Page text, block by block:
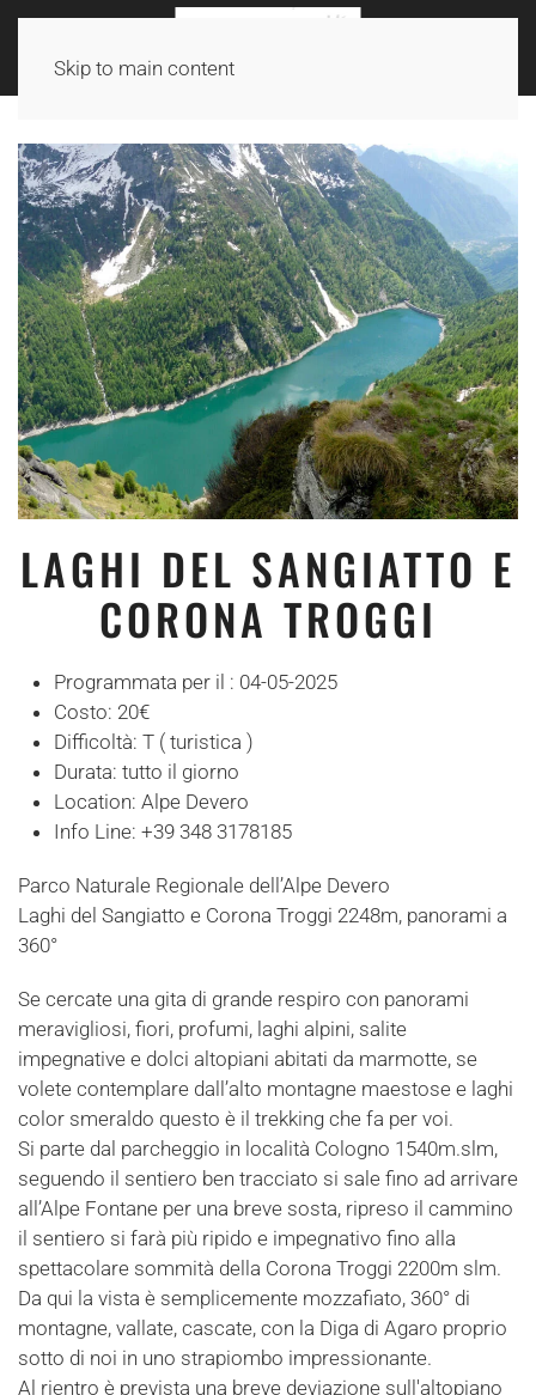
Skip to main content
LAGHI DEL SANGIATTO E
CORONA TROGGI
Programmata per il : 04-05-2025
Costo: 20€
Difficoltà: T ( turistica )
Durata: tutto il giorno
Location: Alpe Devero
Info Line: +39 348 3178185
Parco Naturale Regionale dell’Alpe Devero
Laghi del Sangiatto e Corona Troggi 2248m, panorami a
360°
Se cercate una gita di grande respiro con panorami
meravigliosi, fiori, profumi, laghi alpini, salite
impegnative e dolci altopiani abitati da marmotte, se
volete contemplare dall’alto montagne maestose e laghi
color smeraldo questo è il trekking che fa per voi.
Si parte dal parcheggio in località Cologno 1540m.slm,
seguendo il sentiero ben tracciato si sale fino ad arrivare
all’Alpe Fontane per una breve sosta, ripreso il cammino
il sentiero si farà più ripido e impegnativo fino alla
spettacolare sommità della Corona Troggi 2200m slm.
Da qui la vista è semplicemente mozzafiato, 360° di
montagne, vallate, cascate, con la Diga di Agaro proprio
sotto di noi in uno strapiombo impressionante.
Al rientro è prevista una breve deviazione sull'altopiano